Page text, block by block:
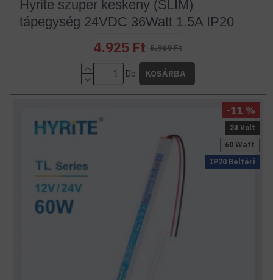
Hyrite szuper keskeny (SLIM)
tápegység 24VDC 36Watt 1.5A IP20
4.925 Ft 5.969 Ft
Db KOSÁRBA
IP20 Beltéri
24 Volt
60 Watt
-11 %